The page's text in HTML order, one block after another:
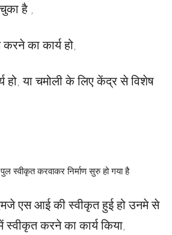
है ,
का कार्य हो,
या चमोली के लिए केंद्र से विशेष
स्वीकृत करवाकर निर्माण सुरु हो गया है
एस आई की स्वीकृत हुई हो उनमे से
करने का कार्य किया,